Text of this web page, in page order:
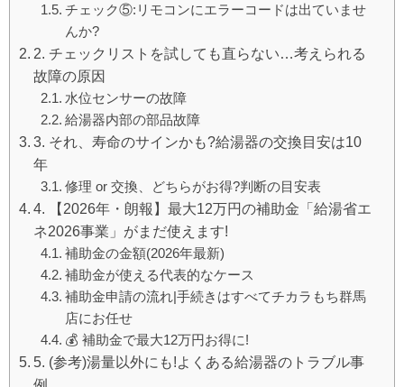
チェック⑤:リモコンにエラーコードは出ていませ
んか?
2. チェックリストを試しても直らない…考えられる
故障の原因
水位センサーの故障
給湯器内部の部品故障
3. それ、寿命のサインかも?給湯器の交換目安は10
年
修理 or 交換、どちらがお得?判断の目安表
4. 【2026年・朗報】最大12万円の補助金「給湯省エ
ネ2026事業」がまだ使えます!
補助金の金額(2026年最新)
補助金が使える代表的なケース
補助金申請の流れ|手続きはすべてチカラもち群馬
店にお任せ
💰 補助金で最大12万円お得に!
5. (参考)湯量以外にも!よくある給湯器のトラブル事